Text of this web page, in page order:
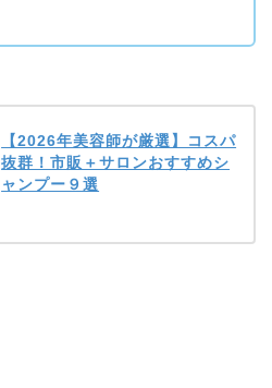
【2026年美容師が厳選】コスパ
抜群！市販＋サロンおすすめシ
ャンプー９選